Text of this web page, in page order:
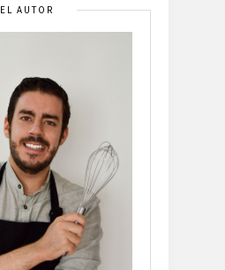
EL AUTOR